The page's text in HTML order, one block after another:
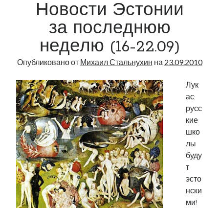
Новости Эстонии
за последнюю
неделю (16-22.09)
Опубликовано от Михаил Стальнухин на 23.09.2010
Лук
ас:
русс
кие
шко
лы
буду
т
эсто
нски
ми!